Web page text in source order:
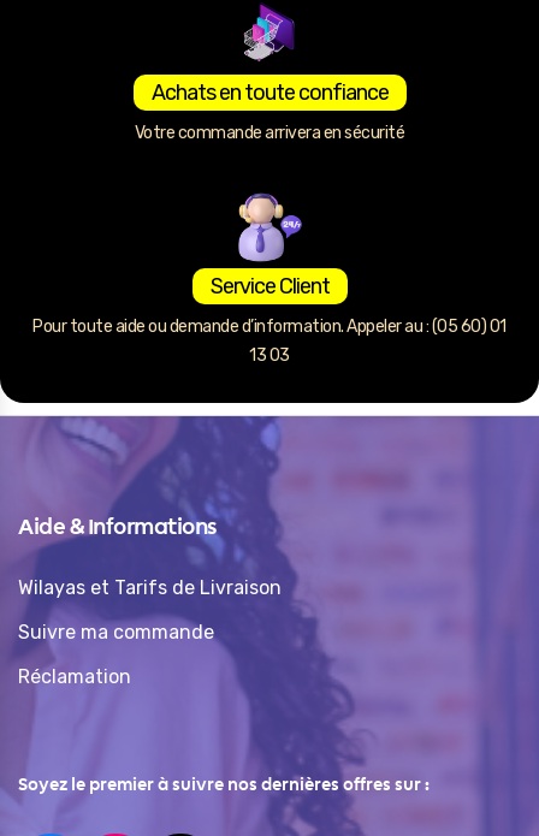
Achats en toute confiance
Votre commande arrivera en sécurité
Service Client
Pour toute aide ou demande d’information. Appeler au : (05 60) 01
13 03
Aide & Informations
Wilayas et Tarifs de Livraison
Suivre ma commande
Réclamation
Soyez le premier à suivre nos dernières offres sur :